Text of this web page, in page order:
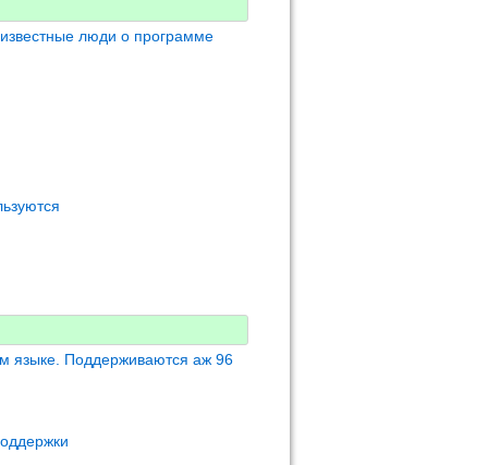
люди о программе
языке. Поддерживаются аж 96